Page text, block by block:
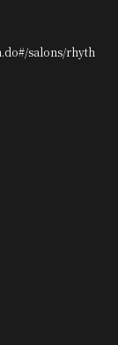
salons/rhyth